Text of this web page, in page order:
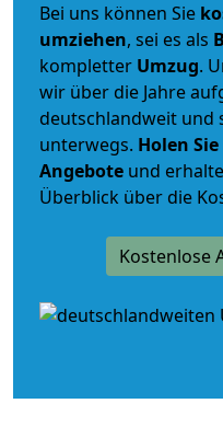
Bei uns können Sie
umziehen, sei es als
kompletter Umzug.
wir über die Jahre
deutschlandweit und
unterwegs. Holen
Angebote und
Überblick über die
Kostenlose